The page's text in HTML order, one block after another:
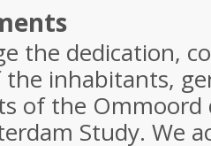
the dedication,
inhabitants,
of the
Study. We